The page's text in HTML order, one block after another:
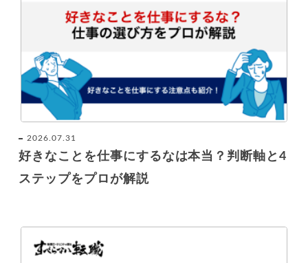
2026.07.31
好きなことを仕事にするなは本当？判断軸と4
ステップをプロが解説